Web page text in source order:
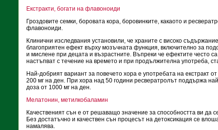
Екстракти, богати на флавоноиди
Гроздовите семки, боровата кора, боровинките, какаото и
флавоноиди.
Клинични изследвания установили, че храните с високо
благоприятен ефект върху мозъчната функция, включително за
и мислене при децата и възрастните. Въпреки че ефектите често
настъпват с течение на времето и при продължителна употреба,
Най-добрият вариант за повечето хора е употребата на екстракт
200 мг на ден. При хора над 50 години ресвератролът поддържа
доза от 1000 мг на ден.
Мелатонин, метилкобаламин
Качественият сън е от решаващо значение за способността ви да
Без достатъчно и качествен сън процесът на детоксикация се
намалява.